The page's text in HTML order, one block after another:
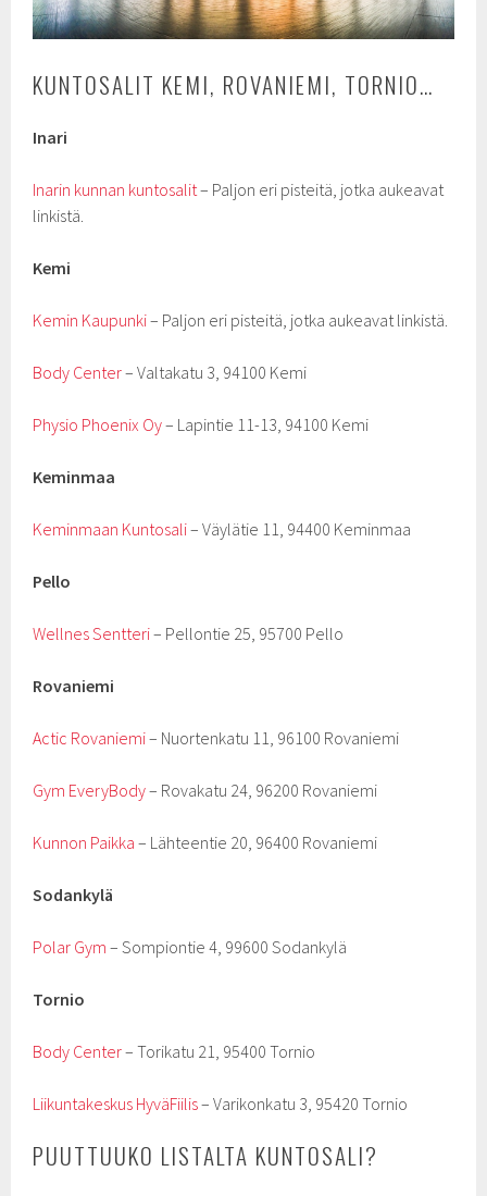
KUNTOSALIT KEMI, ROVANIEMI, TORNIO…
Inari
Inarin kunnan kuntosalit– Paljon eri pisteitä, jotka aukeavat
linkistä.
Kemi
Kemin Kaupunki– Paljon eri pisteitä, jotka aukeavat linkistä.
Body Center– Valtakatu 3, 94100 Kemi
Physio Phoenix Oy– Lapintie 11-13, 94100 Kemi
Keminmaa
Keminmaan Kuntosali– Väylätie 11, 94400 Keminmaa
Pello
Wellnes Sentteri– Pellontie 25, 95700 Pello
Rovaniemi
Actic Rovaniemi– Nuortenkatu 11, 96100 Rovaniemi
Gym EveryBody– Rovakatu 24, 96200 Rovaniemi
Kunnon Paikka – Lähteentie 20, 96400 Rovaniemi
Sodankylä
Polar Gym – Sompiontie 4, 99600 Sodankylä
Tornio
Body Center– Torikatu 21, 95400 Tornio
Liikuntakeskus HyväFiilis– Varikonkatu 3, 95420 Tornio
PUUTTUUKO LISTALTA KUNTOSALI?